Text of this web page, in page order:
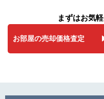
まずはお気
お部屋の売却価格査定